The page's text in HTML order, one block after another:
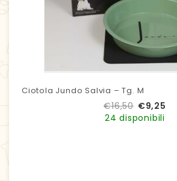
Ciotola Jundo Salvia – Tg. M
€16,50 €9,25
24 disponibili